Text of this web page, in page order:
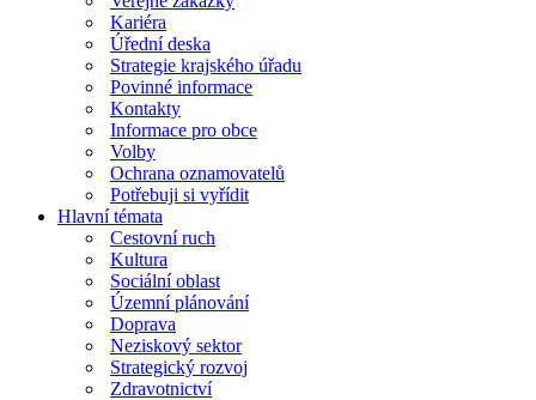
Kariéra
Úřední deska
Strategie krajského úřadu
Povinné informace
Kontakty
Informace pro obce
Volby
Ochrana oznamovatelů
Potřebuji si vyřídit
Hlavní témata
Cestovní ruch
Kultura
Sociální oblast
Územní plánování
Doprava
Neziskový sektor
Strategický rozvoj
Zdravotnictví